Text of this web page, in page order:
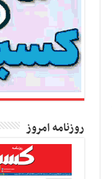
روزنامه امروز